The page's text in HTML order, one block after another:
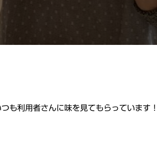
も利用者さんに味を見てもらっています！